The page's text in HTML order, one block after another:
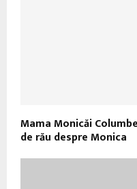
Mama Monicăi
de rău despre Monica